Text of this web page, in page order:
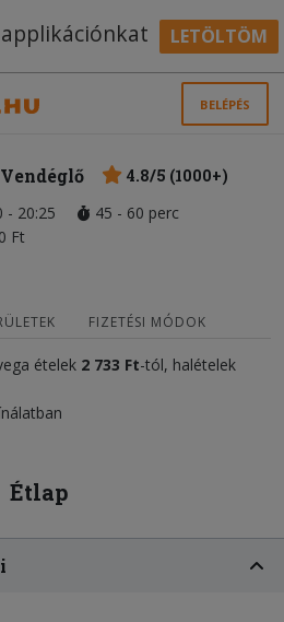
LETÖLTÖM
BELÉPÉS
4.8/5 (1000+)
- 20:25
45 - 60 perc
Ft
FIZETÉSI MÓDOK
ételek 2 733 Ft-tól, halételek
Étlap